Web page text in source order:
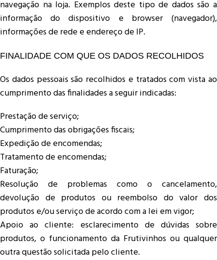
navegação na loja. Exemplos deste tipo de dados são a
informação do dispositivo e browser (navegador),
informações de rede e endereço de IP.
FINALIDADE COM QUE OS DADOS RECOLHIDOS
Os dados pessoais são recolhidos e tratados com vista ao
cumprimento das finalidades a seguir indicadas:
Prestação de serviço;
Cumprimento das obrigações fiscais;
Expedição de encomendas;
Tratamento de encomendas;
Faturação;
Resolução de problemas como o cancelamento,
devolução de produtos ou reembolso do valor dos
produtos e/ou serviço de acordo com a lei em vigor;
Apoio ao cliente: esclarecimento de dúvidas sobre
produtos, o funcionamento da Frutivinhos ou qualquer
outra questão solicitada pelo cliente.